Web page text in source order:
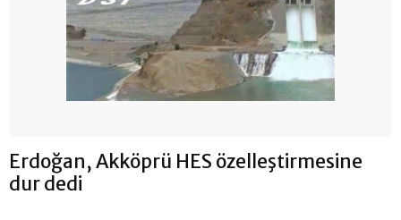
Erdoğan, Akköprü HES özelleştirmesine
dur dedi